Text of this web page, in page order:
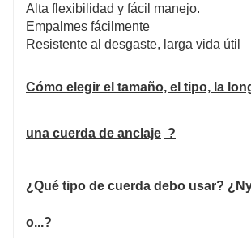
Alta flexibilidad y fácil manejo.
Empalmes fácilmente
Resistente al desgaste, larga vida útil
Cómo elegir el tamaño, el tipo, la
una cuerda de anclaje ?
¿Qué tipo de cuerda debo usar?
o...?